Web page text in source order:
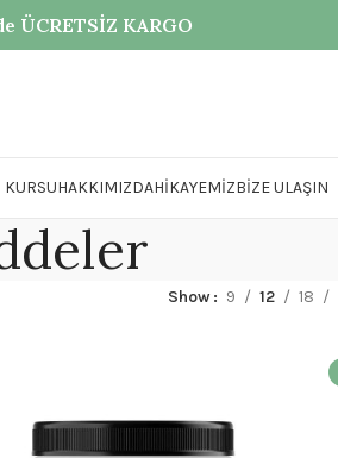
KARGO
KURSUHAKKIMIZDAHIKAYEMIZBIZE ULAŞIN
Show 9 12 18